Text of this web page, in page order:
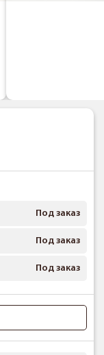
Под заказ
Под заказ
Под заказ